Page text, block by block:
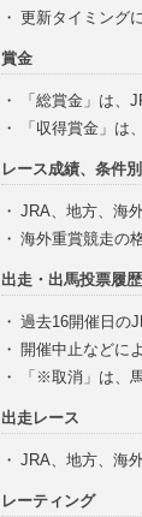
・ 更新タイミング
賞金
・
「総賞金」は
・
「収得賞金」
レース成績、条件
・ JRA、地方、海
・ 海外重賞競走の
出走・出馬投票履歴
・ 過去16開催日の
・ 開催中止などに
・
「※取消」は、
出走レース
・ JRA、地方、海
レーティング